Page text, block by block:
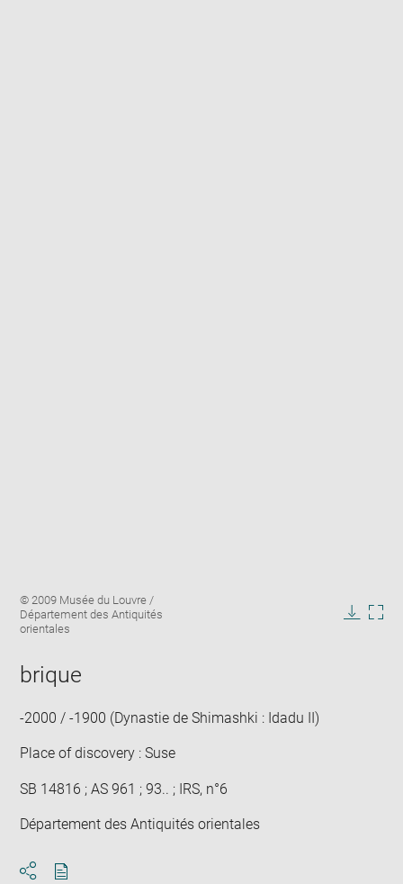
Image
caption:
© 2009 Musée du Louvre /
Département des Antiquités
orientales
brique
-2000 / -1900 (Dynastie de Shimashki : Idadu II)
Place of discovery : Suse
SB 14816 ; AS 961 ; 93.. ; IRS, n°6
Département des Antiquités orientales